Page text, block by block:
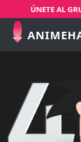
ÚNETE AL